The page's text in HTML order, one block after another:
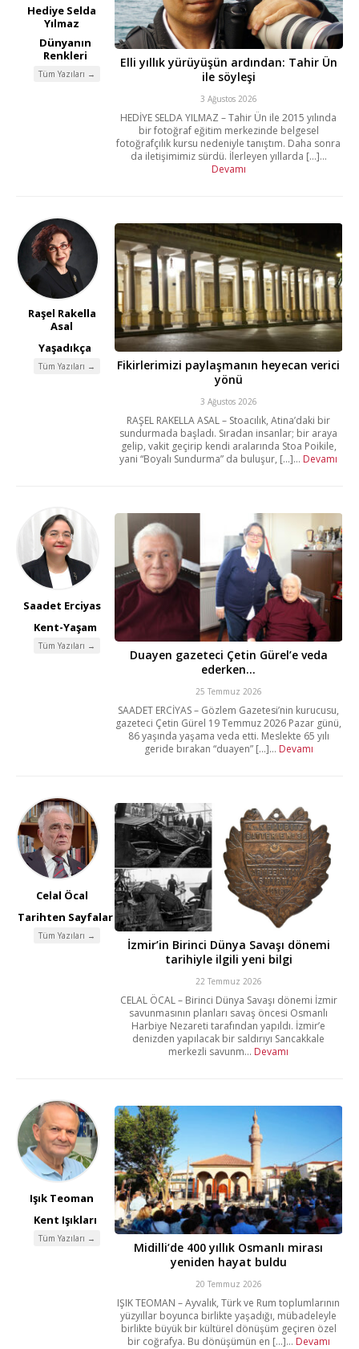
Hediye Selda
Yılmaz
Dünyanın
Renkleri
Tüm Yazıları →
Elli yıllık yürüyüşün ardından: Tahir Ün
ile söyleşi
3 Ağustos 2026
HEDİYE SELDA YILMAZ – Tahir Ün ile 2015 yılında
bir fotoğraf eğitim merkezinde belgesel
fotoğrafçılık kursu nedeniyle tanıştım. Daha sonra
da iletişimimiz sürdü. İlerleyen yıllarda [...]...
Devamı
Raşel Rakella
Asal
Yaşadıkça
Tüm Yazıları →
Fikirlerimizi paylaşmanın heyecan verici
yönü
3 Ağustos 2026
RAŞEL RAKELLA ASAL – Stoacılık, Atina’daki bir
sundurmada başladı. Sıradan insanlar; bir araya
gelip, vakit geçirip kendi aralarında Stoa Poikile,
yani “Boyalı Sundurma” da buluşur, [...]... Devamı
Saadet Erciyas
Kent-Yaşam
Tüm Yazıları →
Duayen gazeteci Çetin Gürel’e veda
ederken…
25 Temmuz 2026
SAADET ERCİYAS – Gözlem Gazetesi’nin kurucusu,
gazeteci Çetin Gürel 19 Temmuz 2026 Pazar günü,
86 yaşında yaşama veda etti. Meslekte 65 yılı
geride bırakan “duayen” [...]... Devamı
Celal Öcal
Tarihten Sayfalar
Tüm Yazıları →
İzmir’in Birinci Dünya Savaşı dönemi
tarihiyle ilgili yeni bilgi
22 Temmuz 2026
CELAL ÖCAL – Birinci Dünya Savaşı dönemi İzmir
savunmasının planları savaş öncesi Osmanlı
Harbiye Nezareti tarafından yapıldı. İzmir’e
denizden yapılacak bir saldırıyı Sancakkale
merkezli savunm... Devamı
Işık Teoman
Kent Işıkları
Tüm Yazıları →
Midilli’de 400 yıllık Osmanlı mirası
yeniden hayat buldu
20 Temmuz 2026
IŞIK TEOMAN – Ayvalık, Türk ve Rum toplumlarının
yüzyıllar boyunca birlikte yaşadığı, mübadeleyle
birlikte büyük bir kültürel dönüşüm geçiren özel
bir coğrafya. Bu dönüşümün en [...]... Devamı